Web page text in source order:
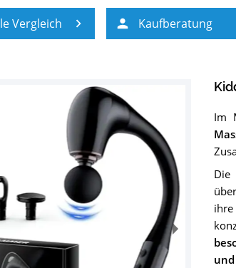
Vergleich Kaufberatung
Im
Die